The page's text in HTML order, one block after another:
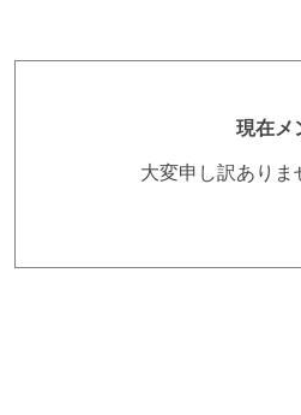
現在メ
大変申し訳あり